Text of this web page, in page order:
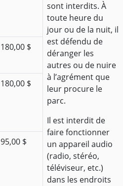
sont interdits. À
toute heure du
jour ou de la nuit, il
est défendu de
déranger les
autres ou de nuire
à l’agrément que
leur procure le
parc.
Il est interdit de
faire fonctionner
un appareil audio
(radio, stéréo,
téléviseur, etc.)
dans les endroits
180,00 $
180,00 $
95,00 $